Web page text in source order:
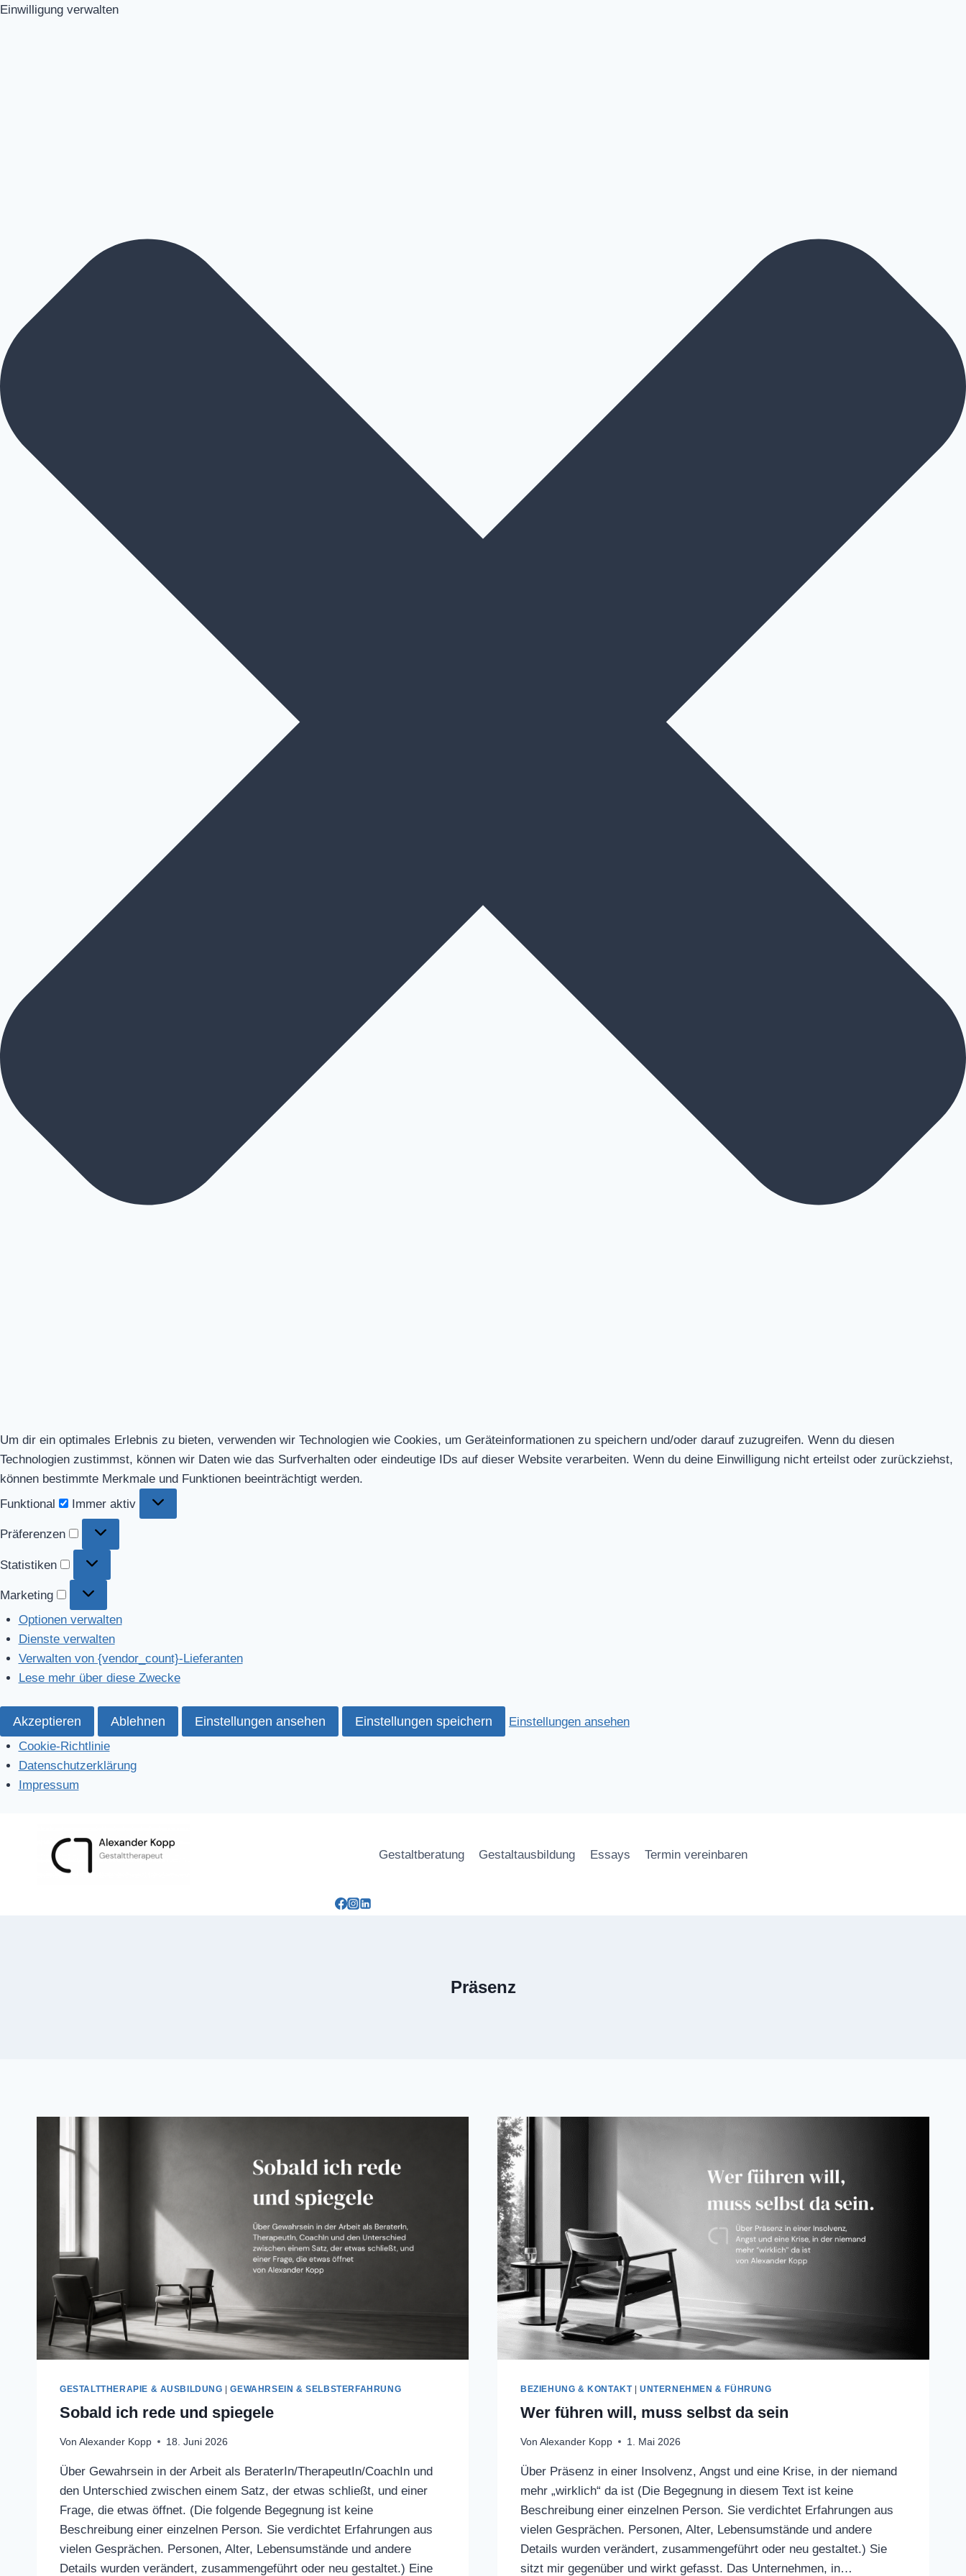
Einwilligung verwalten
Um dir ein optimales Erlebnis zu bieten, verwenden wir Technologien wie Cookies, um Geräteinformationen zu speichern und/oder darauf zuzugreifen. Wenn du diesen
Technologien zustimmst, können wir Daten wie das Surfverhalten oder eindeutige IDs auf dieser Website verarbeiten. Wenn du deine Einwilligung nicht erteilst oder zurückziehst,
können bestimmte Merkmale und Funktionen beeinträchtigt werden.
Funktional
Funktional
Immer aktiv
Präferenzen Präferenzen
Statistiken Statistiken
Marketing Marketing
Optionen verwalten
Dienste verwalten
Verwalten von {vendor_count}-Lieferanten
Lese mehr über diese Zwecke
Akzeptieren Ablehnen Einstellungen ansehen Einstellungen speichern
Einstellungen ansehen
Cookie-Richtlinie
Datenschutzerklärung
Impressum
Gestaltberatung Gestaltausbildung Essays Termin vereinbaren
Präsenz
GESTALTTHERAPIE & AUSBILDUNG |GEWAHRSEIN & SELBSTERFAHRUNG
Sobald ich rede und spiegele
Von Alexander Kopp 18. Juni 2026
Über Gewahrsein in der Arbeit als BeraterIn/TherapeutIn/CoachIn und
den Unterschied zwischen einem Satz, der etwas schließt, und einer
Frage, die etwas öffnet. (Die folgende Begegnung ist keine
Beschreibung einer einzelnen Person. Sie verdichtet Erfahrungen aus
vielen Gesprächen. Personen, Alter, Lebensumstände und andere
Details wurden verändert, zusammengeführt oder neu gestaltet.) Eine
BEZIEHUNG & KONTAKT|UNTERNEHMEN & FÜHRUNG
Wer führen will, muss selbst da sein
Von Alexander Kopp 1. Mai 2026
Über Präsenz in einer Insolvenz, Angst und eine Krise, in der niemand
mehr „wirklich“ da ist (Die Begegnung in diesem Text ist keine
Beschreibung einer einzelnen Person. Sie verdichtet Erfahrungen aus
vielen Gesprächen. Personen, Alter, Lebensumstände und andere
Details wurden verändert, zusammengeführt oder neu gestaltet.) Sie
sitzt mir gegenüber und wirkt gefasst. Das Unternehmen, in…